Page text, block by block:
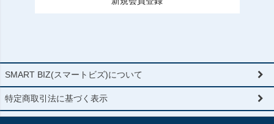
SMART BIZ(スマートビズ)について
特定商取引法に基づく表示